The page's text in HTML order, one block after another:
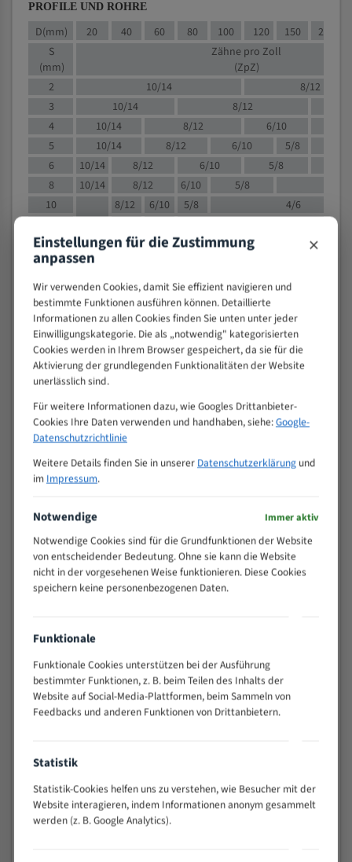
PROFILE UND ROHRE
D(mm) 20 40 60 80 100 120 150 200
S
(mm)
Zähne pro Zoll
(ZpZ)
2
10/14
8/12
3
10/14 8/12
4
10/14 8/12 6/10
5
10/14 8/12 6/10
5/8
6
10/14 8/12 6/10
5/8
8
10/14 8/12 6/10 5/8
10
8/12 6/10 5/8
4/6
15
8/12 6/10
4/5
20
30
4/5
50
80
> 100
VOLLMATERIAL
M (mm)
Zähne pro
Zoll (ZpZ))
>
10/14
15 - 40
8/12
25 - 50
35 - 70
80 - 180
3/4
130 -
350
2/3
200 -
> 500
0,75/1,25
Vorteile:
Widerstandsfähig gegen Zahnbruch auch bei
schwierigen Werkstücken (Materialmischung,
wechselnde Verbindungslängen)
Sehr geringe Vibration
Einstellungen für die Zustimmung
anpassen ×
Wir verwenden Cookies, damit Sie effizient navigieren und
bestimmte Funktionen ausführen können. Detaillierte
Informationen zu allen Cookies finden Sie unten unter jeder
Einwilligungskategorie. Die als „notwendig" kategorisierten
Cookies werden in Ihrem Browser gespeichert, da sie für die
Aktivierung der grundlegenden Funktionalitäten der Website
unerlässlich sind.
Für weitere Informationen dazu, wie Googles Drittanbieter-
Cookies Ihre Daten verwenden und handhaben, siehe:Google-
Datenschutzrichtlinie
Weitere Details finden Sie in unserer Datenschutzerklärungund
im Impressum.
Notwendige Immer aktiv
Notwendige Cookies sind für die Grundfunktionen der Website
von entscheidender Bedeutung. Ohne sie kann die Website
nicht in der vorgesehenen Weise funktionieren. Diese Cookies
speichern keine personenbezogenen Daten.
Funktionale
Funktionale Cookies unterstützen bei der Ausführung
bestimmter Funktionen, z. B. beim Teilen des Inhalts der
Website auf Social-Media-Plattformen, beim Sammeln von
Feedbacks und anderen Funktionen von Drittanbietern.
Statistik
Statistik-Cookies helfen uns zu verstehen, wie Besucher mit der
Website interagieren, indem Informationen anonym gesammelt
werden (z. B. Google Analytics).